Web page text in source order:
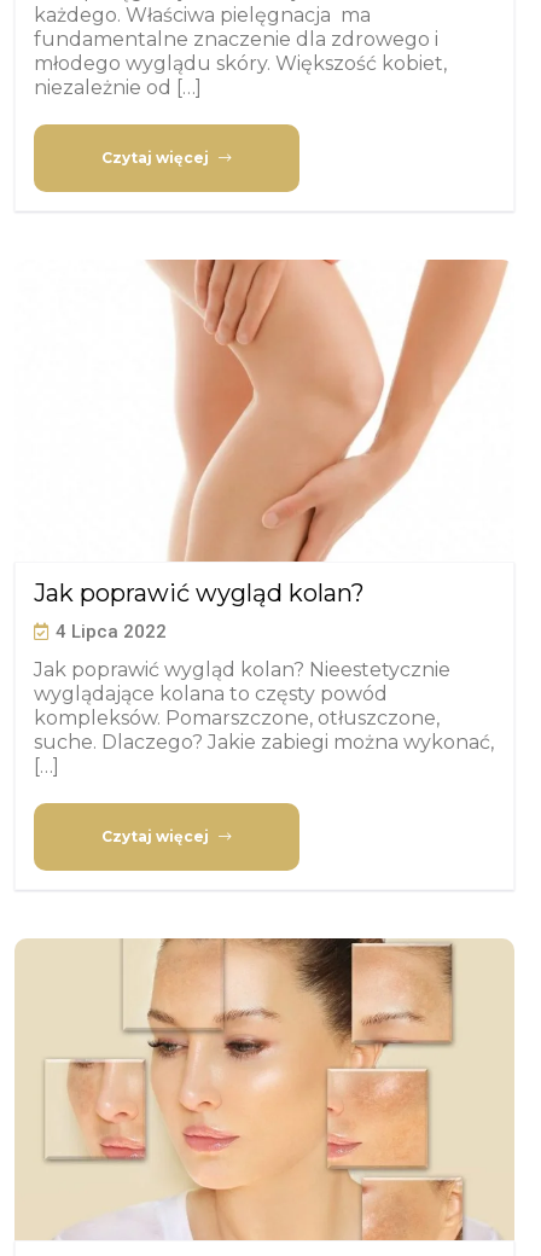
każdego. Właściwa pielęgnacja ma
fundamentalne znaczenie dla zdrowego i
młodego wyglądu skóry. Większość kobiet,
niezależnie od […]
Czytaj więcej
Jak poprawić wygląd kolan?
4 Lipca 2022
Jak poprawić wygląd kolan? Nieestetycznie
wyglądające kolana to częsty powód
kompleksów. Pomarszczone, otłuszczone,
suche. Dlaczego? Jakie zabiegi można wykonać,
[…]
Czytaj więcej